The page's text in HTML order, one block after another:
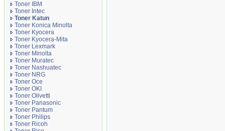
Toner IBM
Toner Intec
Toner Katun
Toner Konica Minolta
Toner Kyocera
Toner Kyocera-Mita
Toner Lexmark
Toner Minolta
Toner Muratec
Toner Nashuatec
Toner NRG
Toner Oce
Toner OKI
Toner Olivetti
Toner Panasonic
Toner Pantum
Toner Philips
Toner Ricoh